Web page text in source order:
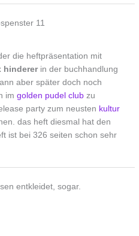
11
die heftpräsentation mit
hindererin der buchhandlung
aber später doch noch
imgolden pudel club zu
party zum neusten kultur
das heft diesmal hat den
ist bei 326 seiten schon sehr
entkleidet, sogar.